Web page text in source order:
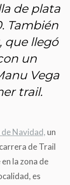
de plata
También
que llegó
un
Vega
trail.
Navidad, un
de Trail
la zona de
es